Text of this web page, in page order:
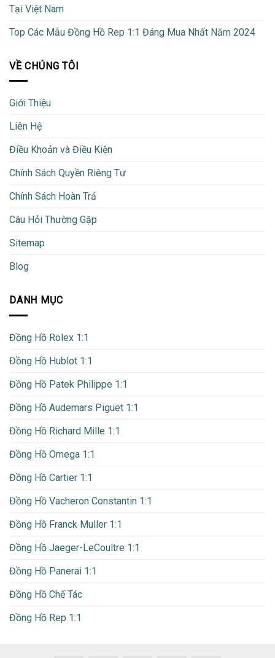
Tại Việt Nam
Top Các Mẫu Đồng Hồ Rep 1:1 Đáng Mua Nhất Năm 2024
VỀ CHÚNG TÔI
Giới Thiệu
Liên Hệ
Điều Khoản và Điều Kiện
Chính Sách Quyền Riêng Tư
Chính Sách Hoàn Trả
Câu Hỏi Thường Gặp
Sitemap
Blog
DANH MỤC
Đồng Hồ Rolex 1:1
Đồng Hồ Hublot 1:1
Đồng Hồ Patek Philippe 1:1
Đồng Hồ Audemars Piguet 1:1
Đồng Hồ Richard Mille 1:1
Đồng Hồ Omega 1:1
Đồng Hồ Cartier 1:1
Đồng Hồ Vacheron Constantin 1:1
Đồng Hồ Franck Muller 1:1
Đồng Hồ Jaeger-LeCoultre 1:1
Đồng Hồ Panerai 1:1
Đồng Hồ Chế Tác
Đồng Hồ Rep 1:1